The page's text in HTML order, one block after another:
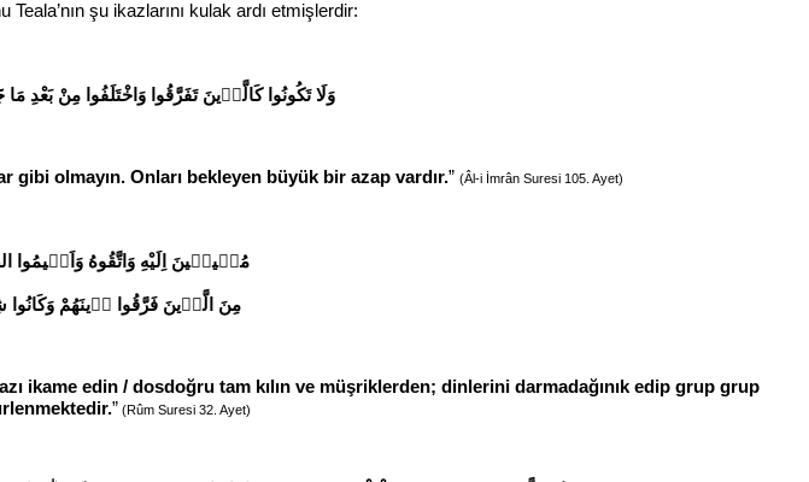
şu ikazlarını kulak ardı etmişlerdir:
وَلَا تَكُونُوا كَالَّذ۪ينَ تَفَرَّقُوا وَاخْتَلَفُوا مِنْ
gibi olmayın. Onları bekleyen büyük bir azap vardır.” (Âl-i İmrân Suresi 105. Ayet)
مُن۪يب۪ينَ اِلَيْهِ وَاتَّقُوهُ وَاَق۪يمُوا
مِنَ الَّذ۪ينَ فَرَّقُوا د۪ينَهُمْ
ikame edin / dosdoğru tam kılın ve müşriklerden; dinlerini darmadağınık edip grup grup
” (Rûm Suresi 32. Ayet)